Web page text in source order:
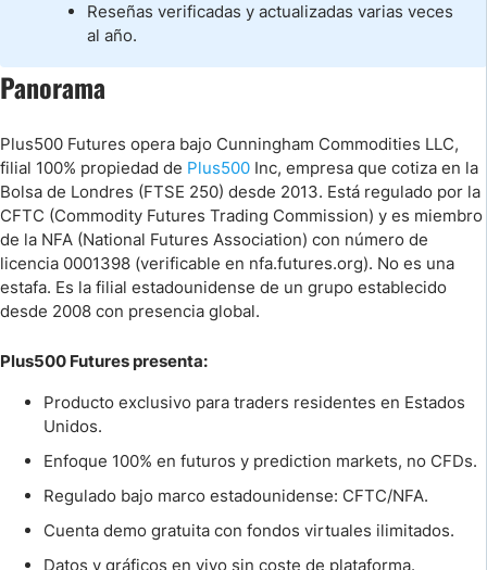
Reseñas verificadas y actualizadas varias veces
al año.
Panorama
Plus500 Futures opera bajo Cunningham Commodities LLC,
filial 100% propiedad de Plus500 Inc, empresa que cotiza en la
Bolsa de Londres (FTSE 250) desde 2013. Está regulado por la
CFTC (Commodity Futures Trading Commission) y es miembro
de la NFA (National Futures Association) con número de
licencia 0001398 (verificable en nfa.futures.org). No es una
estafa. Es la filial estadounidense de un grupo establecido
desde 2008 con presencia global.
Plus500 Futures presenta:
Producto exclusivo para traders residentes en Estados
Unidos.
Enfoque 100% en futuros y prediction markets, no CFDs.
Regulado bajo marco estadounidense: CFTC/NFA.
Cuenta demo gratuita con fondos virtuales ilimitados.
Datos y gráficos en vivo sin coste de plataforma.